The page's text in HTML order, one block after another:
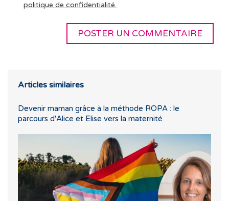
politique de confidentialité.
Articles similaires
Devenir maman grâce à la méthode ROPA : le
parcours d'Alice et Elise vers la maternité